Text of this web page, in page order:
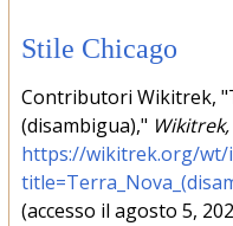
Stile Chicago
Contributori Wikitrek,
(disambigua)," Wikitrek,
https://wikitrek.org/wt/
(accesso il agosto 5,